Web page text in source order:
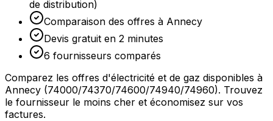
de distribution)
Comparaison des offres à Annecy
Devis gratuit en 2 minutes
6 fournisseurs comparés
Comparez les offres d'électricité et de gaz disponibles à
Annecy (74000/74370/74600/74940/74960). Trouvez
le fournisseur le moins cher et économisez sur vos
factures.